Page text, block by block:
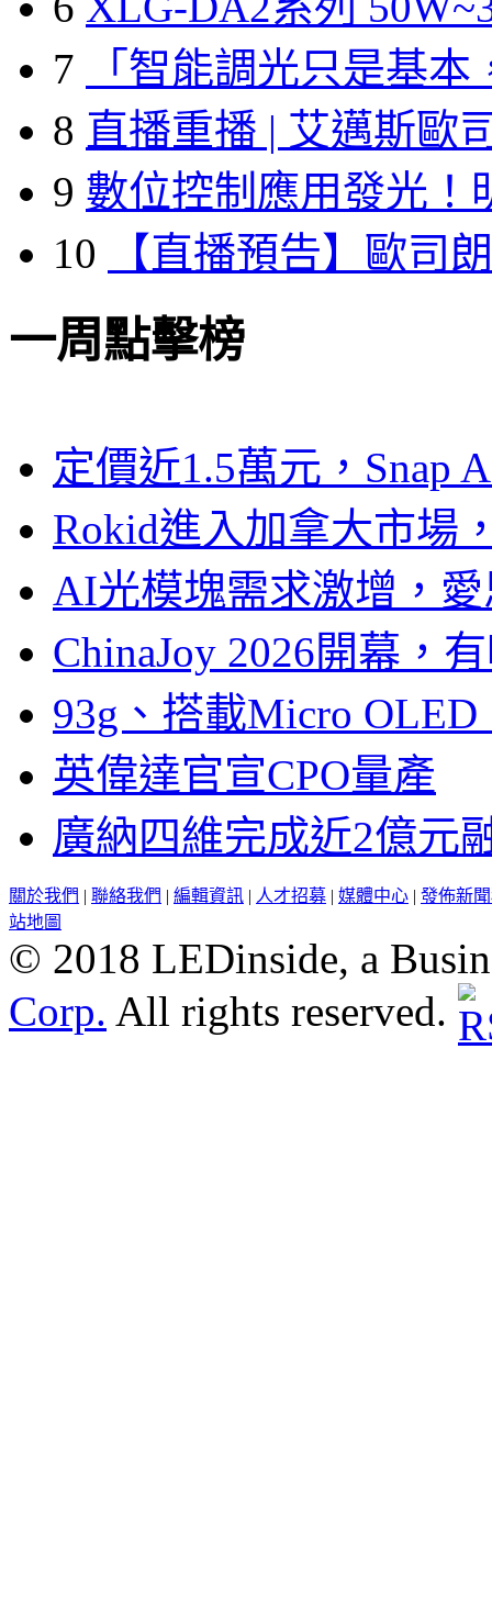
7
「智能調光只是基本
8 直播重播 | 艾邁斯歐
9 數位控制應用發光！
10
【直播預告】歐司
一周點擊榜
定價近1.5萬元，Snap
Rokid進入加拿大市場
AI光模塊需求激增，
ChinaJoy 2026開幕，
93g、搭載Micro
英偉達官宣CPO量產
廣納四維完成近2億元
關於我們 | 聯絡我們 | 編輯資訊 | 人才招募 | 媒體中心 | 發佈新
站地圖
© 2018 LEDinside, a
Corp. All rights reserved.